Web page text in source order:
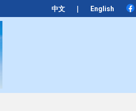
中文 | English